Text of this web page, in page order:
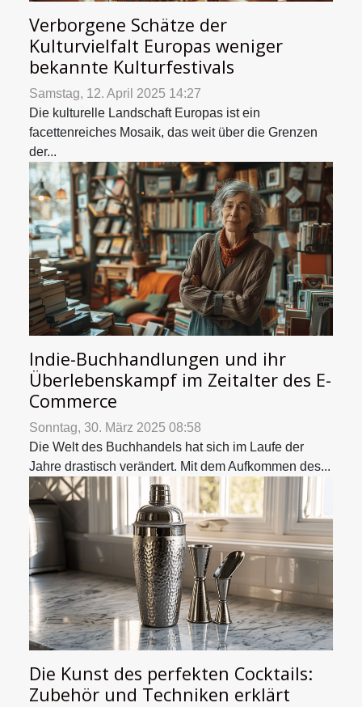
Verborgene Schätze der
Kulturvielfalt Europas weniger
bekannte Kulturfestivals
Samstag, 12. April 2025 14:27
Die kulturelle Landschaft Europas ist ein
facettenreiches Mosaik, das weit über die Grenzen
der...
Indie-Buchhandlungen und ihr
Überlebenskampf im Zeitalter des E-
Commerce
Sonntag, 30. März 2025 08:58
Die Welt des Buchhandels hat sich im Laufe der
Jahre drastisch verändert. Mit dem Aufkommen des...
Die Kunst des perfekten Cocktails:
Zubehör und Techniken erklärt